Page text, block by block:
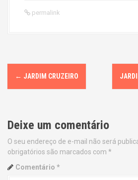
permalink
P
o
t
n
a
← JARDIM CRUZEIRO
Deixe um comentário
O seu endereço de e-mail não será
obrigatórios são marcados com *
Comentário *